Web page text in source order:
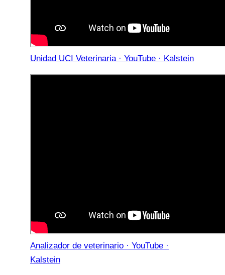
Unidad UCI Veterinaria · YouTube · Kalstein
Analizador de veterinario · YouTube ·
Kalstein